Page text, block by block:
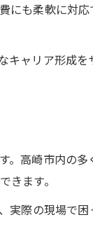
警備バイトの
対応の警備職
ライフバラン
イトで時間を有
や副業にも最
で広がる新しい
も柔軟に対
ャリア形成
高崎市内の
きます。
際の現場で